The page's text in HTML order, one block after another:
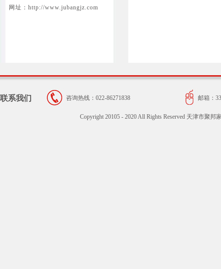
网址：http://www.jubangjz.com
联系我们 咨询热线：022-86271838 邮箱：
Copyright 20105 - 2020 All Rights Reserved 天津市聚